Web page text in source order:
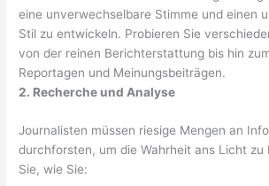
eine unverwechselbare Stimme und einen
Stil zu entwickeln. Probieren Sie
von der reinen Berichterstattung bis hin
Reportagen und Meinungsbeiträgen.
2. Recherche und Analyse
Journalisten müssen riesige Mengen an
durchforsten, um die Wahrheit ans Licht zu
Sie, wie Sie: